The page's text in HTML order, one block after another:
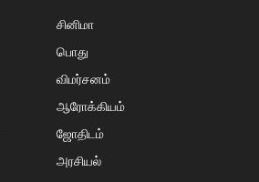
சினிமா
பொது
விமர்சனம்
ஆரோக்கியம்
ஜோதிடம்
அரசியல்